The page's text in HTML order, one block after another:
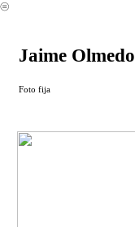
︎
Jaime Olmedo
Foto fija